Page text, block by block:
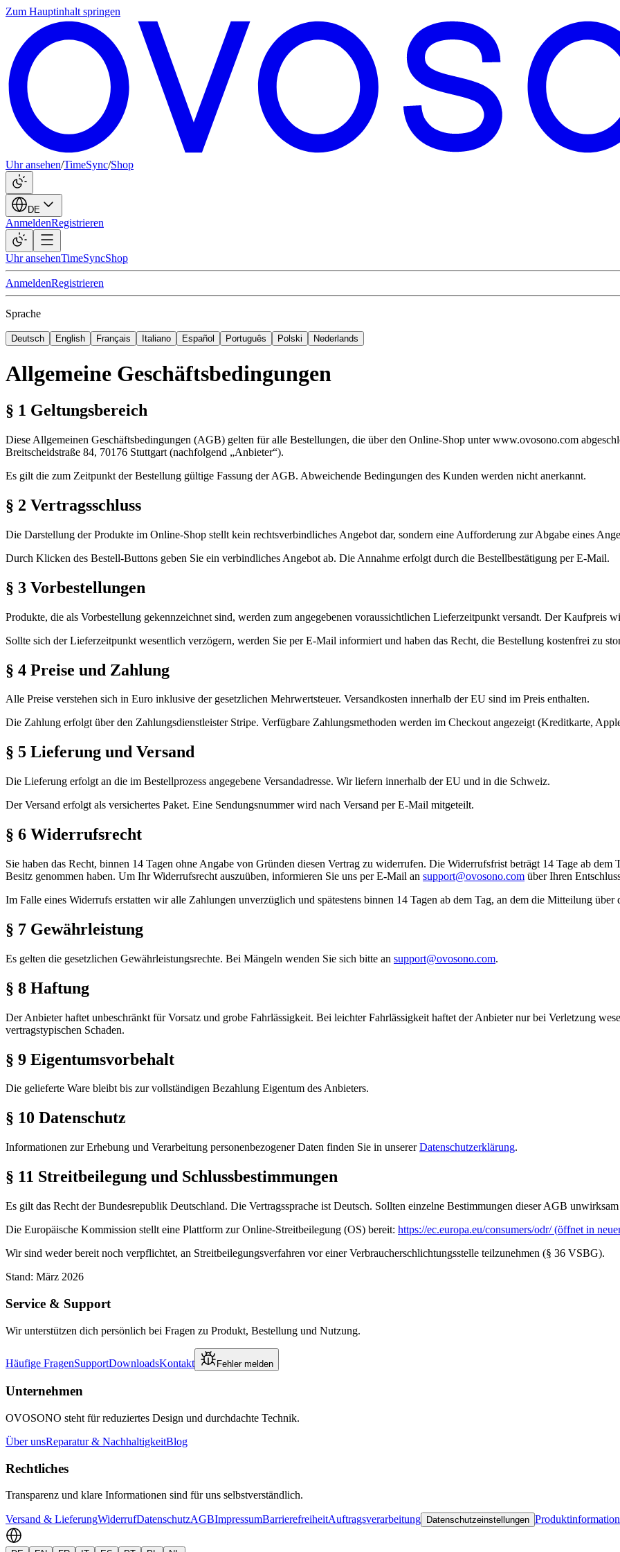
Zum Hauptinhalt springen
Uhr ansehen/TimeSync/Shop
DE
AnmeldenRegistrieren
Uhr ansehenTimeSyncShop
AnmeldenRegistrieren
Sprache
Deutsch English Français Italiano Español Português Polski Nederlands
Allgemeine Geschäftsbedingungen
§ 1 Geltungsbereich
Diese Allgemeinen Geschäftsbedingungen (AGB) gelten für alle Bestellungen, die über den Online-Shop unter www.ovosono.com
Breitscheidstraße 84, 70176 Stuttgart (nachfolgend „Anbieter“).
Es gilt die zum Zeitpunkt der Bestellung gültige Fassung der AGB. Abweichende Bedingungen des Kunden werden nicht anerkannt.
§ 2 Vertragsschluss
Die Darstellung der Produkte im Online-Shop stellt kein rechtsverbindliches Angebot dar, sondern eine Aufforderung zur Abgabe eines
Durch Klicken des Bestell-Buttons geben Sie ein verbindliches Angebot ab. Die Annahme erfolgt durch die Bestellbestätigung per E-Mail.
§ 3 Vorbestellungen
Produkte, die als Vorbestellung gekennzeichnet sind, werden zum angegebenen voraussichtlichen Lieferzeitpunkt versandt. Der Kaufpreis
Sollte sich der Lieferzeitpunkt wesentlich verzögern, werden Sie per E-Mail informiert und haben das Recht, die Bestellung kostenfrei zu
§ 4 Preise und Zahlung
Alle Preise verstehen sich in Euro inklusive der gesetzlichen Mehrwertsteuer. Versandkosten innerhalb der EU sind im Preis enthalten.
Die Zahlung erfolgt über den Zahlungsdienstleister Stripe. Verfügbare Zahlungsmethoden werden im Checkout angezeigt (Kreditkarte,
§ 5 Lieferung und Versand
Die Lieferung erfolgt an die im Bestellprozess angegebene Versandadresse. Wir liefern innerhalb der EU und in die Schweiz.
Der Versand erfolgt als versichertes Paket. Eine Sendungsnummer wird nach Versand per E-Mail mitgeteilt.
§ 6 Widerrufsrecht
Sie haben das Recht, binnen 14 Tagen ohne Angabe von Gründen diesen Vertrag zu widerrufen. Die Widerrufsfrist beträgt 14 Tage ab
Besitz genommen haben. Um Ihr Widerrufsrecht auszuüben, informieren Sie uns per E-Mail an support@ovosono.com über Ihren
Im Falle eines Widerrufs erstatten wir alle Zahlungen unverzüglich und spätestens binnen 14 Tagen ab dem Tag, an dem die Mitteilung über
§ 7 Gewährleistung
Es gelten die gesetzlichen Gewährleistungsrechte. Bei Mängeln wenden Sie sich bitte an support@ovosono.com.
§ 8 Haftung
Der Anbieter haftet unbeschränkt für Vorsatz und grobe Fahrlässigkeit. Bei leichter Fahrlässigkeit haftet der Anbieter nur bei Verletzung
vertragstypischen Schaden.
§ 9 Eigentumsvorbehalt
Die gelieferte Ware bleibt bis zur vollständigen Bezahlung Eigentum des Anbieters.
§ 10 Datenschutz
Informationen zur Erhebung und Verarbeitung personenbezogener Daten finden Sie in unserer Datenschutzerklärung.
§ 11 Streitbeilegung und Schlussbestimmungen
Es gilt das Recht der Bundesrepublik Deutschland. Die Vertragssprache ist Deutsch. Sollten einzelne Bestimmungen dieser AGB
Die Europäische Kommission stellt eine Plattform zur Online-Streitbeilegung (OS) bereit: https://ec.europa.eu/consumers/odr/(öffnet in
Wir sind weder bereit noch verpflichtet, an Streitbeilegungsverfahren vor einer Verbraucherschlichtungsstelle teilzunehmen (§ 36 VSBG).
Stand: März 2026
Service & Support
Wir unterstützen dich persönlich bei Fragen zu Produkt, Bestellung und Nutzung.
Häufige FragenSupportDownloadsKontakt Fehler melden
Unternehmen
OVOSONO steht für reduziertes Design und durchdachte Technik.
Über unsReparatur & NachhaltigkeitBlog
Rechtliches
Transparenz und klare Informationen sind für uns selbstverständlich.
Versand & LieferungWiderrufDatenschutzAGBImpressumBarrierefreiheitAuftragsverarbeitung Datenschutzeinstellungen